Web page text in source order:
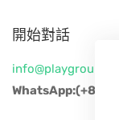
開始對話
info@playgroup-
WhatsApp: